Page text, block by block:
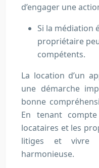
d’engager une
Si la médiation
propriétaire
compétents.
La location d’un
une démarche
bonne
En tenant
locataires et les
litiges et vivre
harmonieuse.